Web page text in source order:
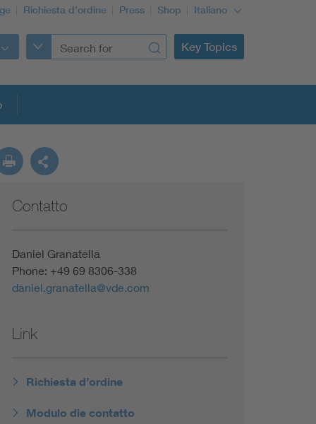
Richiesta d’ordine Press Shop Italiano
Key Topics
Contatto
Daniel Granatella
Phone: +49 69 8306-338
daniel.granatella@vde.com
Link
Richiesta d’ordine
Modulo die contatto